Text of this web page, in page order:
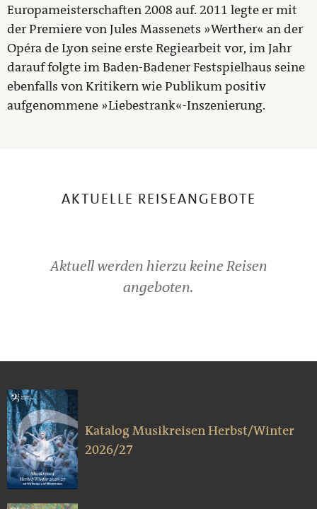
Europameisterschaften 2008 auf. 2011 legte er mit
der Premiere von Jules Massenets »Werther« an der
Opéra de Lyon seine erste Regiearbeit vor, im Jahr
darauf folgte im Baden-Badener Festspielhaus seine
ebenfalls von Kritikern wie Publikum positiv
aufgenommene »Liebestrank«-Inszenierung.
AKTUELLE REISEANGEBOTE
Aktuell werden hierzu keine Reisen
angeboten.
Katalog Musikreisen Herbst/Winter
2026/27